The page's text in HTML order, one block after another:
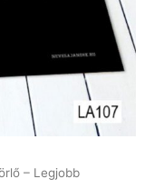
– Legjobb